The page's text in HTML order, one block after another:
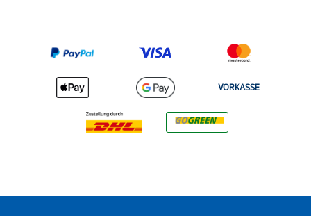
VORKASSE